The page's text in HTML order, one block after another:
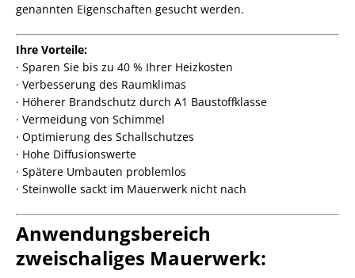
genannten Eigenschaften gesucht werden.
Ihre Vorteile:
· Sparen Sie bis zu 40 % Ihrer Heizkosten
· Verbesserung des Raumklimas
· Höherer Brandschutz durch A1 Baustoffklasse
· Vermeidung von Schimmel
· Optimierung des Schallschutzes
· Hohe Diffusionswerte
· Spätere Umbauten problemlos
· Steinwolle sackt im Mauerwerk nicht nach
Anwendungsbereich
zweischaliges Mauerwerk: